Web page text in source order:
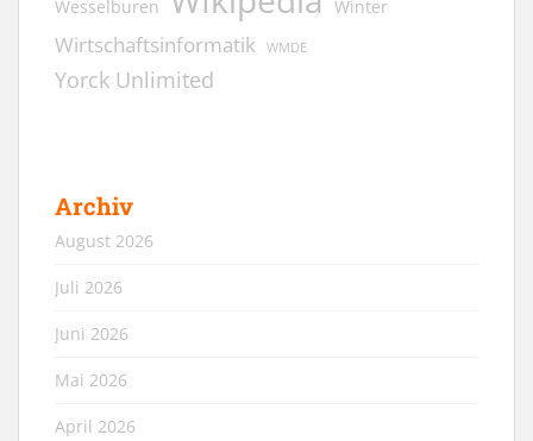
Wesselburen Winter
Wirtschaftsinformatik WMDE
Yorck Unlimited
Archiv
August 2026
Juli 2026
Juni 2026
Mai 2026
April 2026